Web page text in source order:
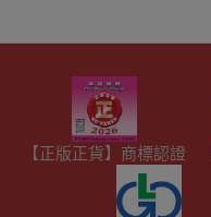
【正版正貨】商標認證